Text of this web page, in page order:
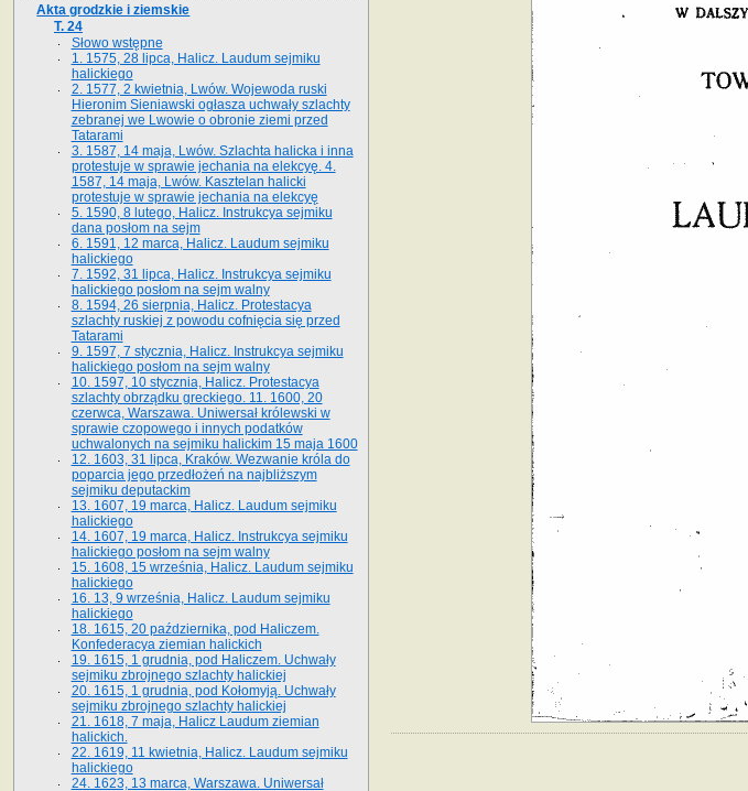
Akta grodzkie i ziemskie
T. 24
Słowo wstępne
1. 1575, 28 lipca, Halicz. Laudum sejmiku
halickiego
2. 1577, 2 kwietnia, Lwów. Wojewoda ruski
Hieronim Sieniawski ogłasza uchwały szlachty
zebranej we Lwowie o obronie ziemi przed
Tatarami
3. 1587, 14 maja, Lwów. Szlachta halicka i inna
protestuje w sprawie jechania na elekcyę. 4.
1587, 14 maja, Lwów. Kasztelan halicki
protestuje w sprawie jechania na elekcyę
5. 1590, 8 lutego, Halicz. Instrukcya sejmiku
dana posłom na sejm
6. 1591, 12 marca, Halicz. Laudum sejmiku
halickiego
7. 1592, 31 lipca, Halicz. Instrukcya sejmiku
halickiego posłom na sejm walny
8. 1594, 26 sierpnia, Halicz. Protestacya
szlachty ruskiej z powodu cofnięcia się przed
Tatarami
9. 1597, 7 stycznia, Halicz. Instrukcya sejmiku
halickiego posłom na sejm walny
10. 1597, 10 stycznia, Halicz. Protestacya
szlachty obrządku greckiego. 11. 1600, 20
czerwca, Warszawa. Uniwersał królewski w
sprawie czopowego i innych podatków
uchwalonych na sejmiku halickim 15 maja 1600
12. 1603, 31 lipca, Kraków. Wezwanie króla do
poparcia jego przedłożeń na najbliższym
sejmiku deputackim
13. 1607, 19 marca, Halicz. Laudum sejmiku
halickiego
14. 1607, 19 marca, Halicz. Instrukcya sejmiku
halickiego posłom na sejm walny
15. 1608, 15 września, Halicz. Laudum sejmiku
halickiego
16. 13, 9 września, Halicz. Laudum sejmiku
halickiego
18. 1615, 20 października, pod Haliczem.
Konfederacya ziemian halickich
19. 1615, 1 grudnia, pod Haliczem. Uchwały
sejmiku zbrojnego szlachty halickiej
20. 1615, 1 grudnia, pod Kołomyją. Uchwały
sejmiku zbrojnego szlachty halickiej
21. 1618, 7 maja, Halicz Laudum ziemian
halickich.
22. 1619, 11 kwietnia, Halicz. Laudum sejmiku
halickiego
24. 1623, 13 marca, Warszawa. Uniwersał